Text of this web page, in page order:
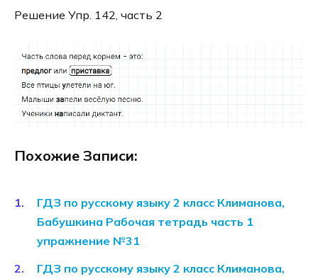
Решение Упр. 142, часть 2
Похожие Записи:
ГДЗ по русскому языку 2 класс Климанова,
Бабушкина Рабочая тетрадь часть 1
упражнение №31
ГДЗ по русскому языку 2 класс Климанова,